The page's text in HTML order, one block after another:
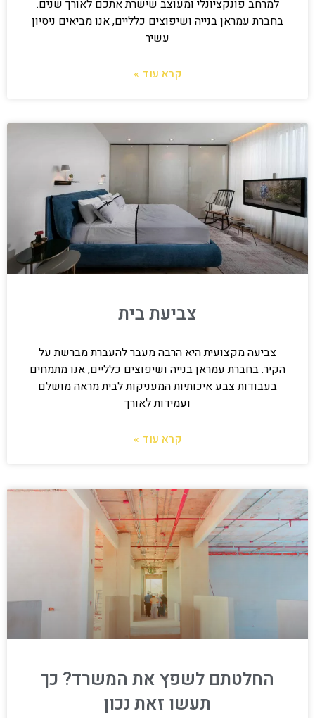
למרחב פונקציונלי ומעוצב שישרת אתכם לאורך שנים.
בחברת עמראן בנייה ושיפוצים כלליים, אנו מביאים ניסיון
עשיר
קרא עוד »
צביעת בית
צביעה מקצועית היא הרבה מעבר להעברת מברשת על
הקיר. בחברת עמראן בנייה ושיפוצים כלליים, אנו מתמחים
בעבודות צבע איכותיות המעניקות לבית מראה מושלם
ועמידות לאורך
קרא עוד »
החלטתם לשפץ את המשרד? כך
תעשו זאת נכון